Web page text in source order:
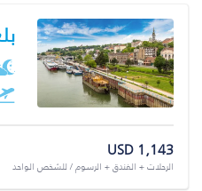
USD 1,143
الرحلات + الفندق + الرسوم / للشخص الواحد